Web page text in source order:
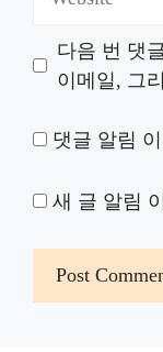
다음 번 댓
이메일, 그
댓글 알림
새 글 알림